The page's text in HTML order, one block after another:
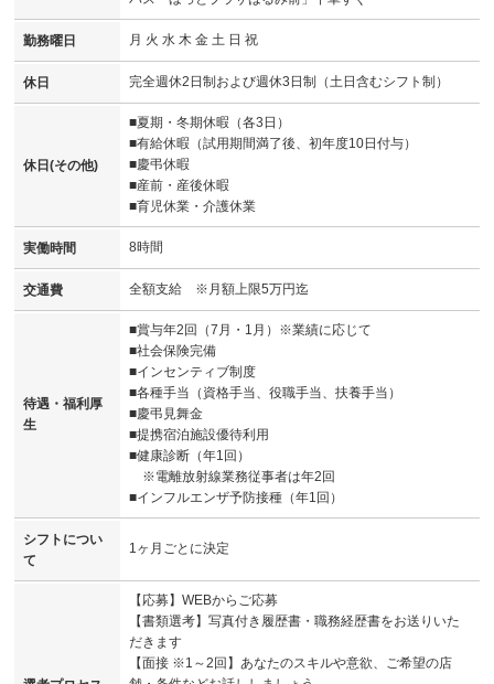
勤務曜日 月 火 水 木 金 土 日 祝
休日 完全週休2日制および週休3日制（土日含むシフト制）
休日(その他)
■夏期・冬期休暇（各3日）
■有給休暇（試用期間満了後、初年度10日付与）
■慶弔休暇
■産前・産後休暇
■育児休業・介護休業
実働時間 8時間
交通費 全額支給 ※月額上限5万円迄
待遇・福利厚
生
■賞与年2回（7月・1月）※業績に応じて
■社会保険完備
■インセンティブ制度
■各種手当（資格手当、役職手当、扶養手当）
■慶弔見舞金
■提携宿泊施設優待利用
■健康診断（年1回）
※電離放射線業務従事者は年2回
■インフルエンザ予防接種（年1回）
シフトについ
て
1ヶ月ごとに決定
【応募】WEBからご応募
【書類選考】写真付き履歴書・職務経歴書をお送りいた
だきます
【面接 ※1～2回】あなたのスキルや意欲、ご希望の店